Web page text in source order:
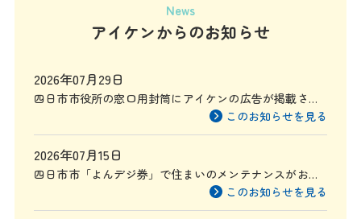
News
アイケンからのお知らせ
2026年07月29日
四日市市役所の窓口用封筒にアイケンの広告が掲載され
このお知らせを見る
2026年07月15日
四日市市「よんデジ券」で住まいのメンテナンスがお得
このお知らせを見る